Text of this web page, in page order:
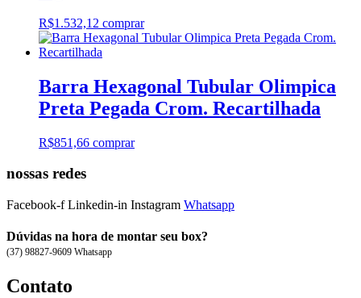
R$1.532,12 comprar
Barra Hexagonal Tubular Olimpica
Preta Pegada Crom. Recartilhada
R$851,66 comprar
nossas redes
Facebook-f Linkedin-in Instagram Whatsapp
Dúvidas na hora de montar seu box?
(37) 98827-9609 Whatsapp
Contato